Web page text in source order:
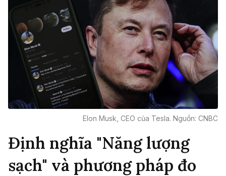
Elon Musk, CEO của Tesla. Nguồn: CNBC
Định nghĩa "Năng lượng
sạch" và phương pháp đo